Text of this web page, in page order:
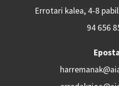
Errotari kalea, 4-8
94 656